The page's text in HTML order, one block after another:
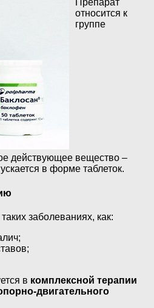
Препарат
относится к
группе
действующее вещество –
в форме таблеток.
заболеваниях, как:
в комплексной терапии
двигательного